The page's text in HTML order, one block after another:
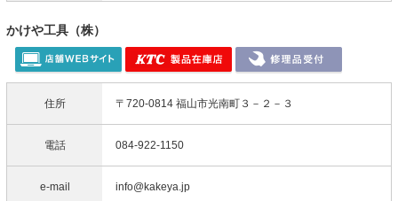
かけや工具（株）
住所 〒720-0814 福山市光南町３－２－３
電話 084-922-1150
e-mail info@kakeya.jp